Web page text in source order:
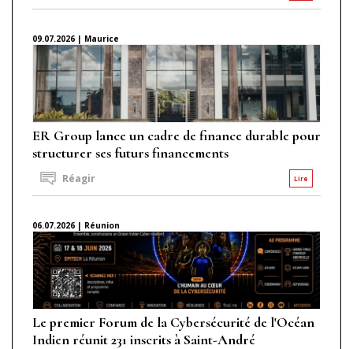
09.07.2026 | Maurice
ER Group lance un cadre de finance durable pour
structurer ses futurs financements
Lire
Réagir
06.07.2026 | Réunion
Le premier Forum de la Cybersécurité de l'Océan
Indien réunit 231 inscrits à Saint-André